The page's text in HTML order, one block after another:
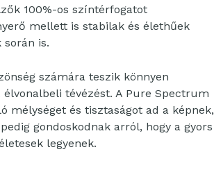
100%-os színtérfogatot
mellett is stabilak és élethűek
során is.
számára teszik könnyen
tévézést. A Pure Spectrum
mélységet és tisztaságot ad a képnek,
gondoskodnak arról, hogy a gyors
legyenek.